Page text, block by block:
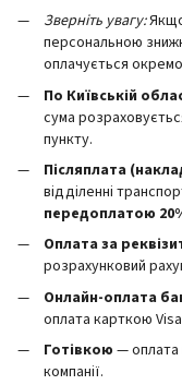
Зверніть увагу:
персональною
оплачується
По Київській
сума
пункту.
Післяплата
відділенні
передоплатою
Оплата за
розрахунковий
Онлайн-оплата
оплата карткою
Готівкою — оплата
компанії.